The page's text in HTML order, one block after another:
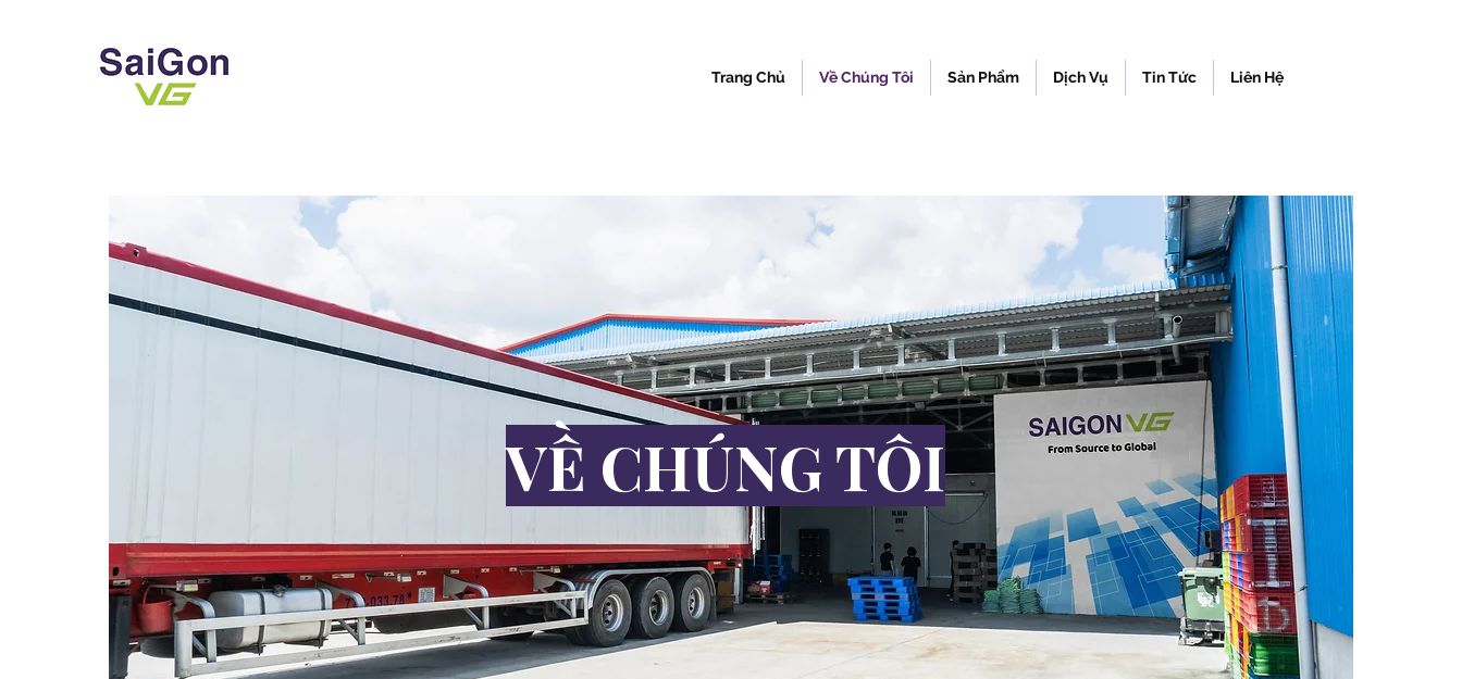
Trang Chủ Về Chúng Tôi Sản Phẩm Dịch Vụ Tin Tức Liên Hệ
VỀ CHÚNG TÔI